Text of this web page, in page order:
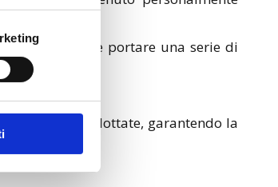
potrebbe portare una serie di
del rischio adottate, garantendo la